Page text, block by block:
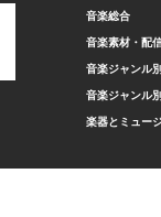
音楽総合
音楽素材・配
音楽ジャンル
音楽ジャンル
楽器とミュー